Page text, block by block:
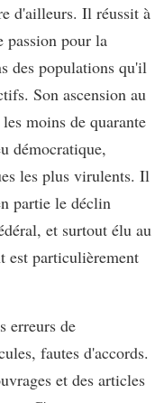
d'ailleurs. Il réussit à
passion pour la
des populations qu'il
Son ascension au
moins de quarante
démocratique,
les plus virulents. Il
partie le déclin
et surtout élu au
est particulièrement
erreurs de
fautes d'accords.
et des articles